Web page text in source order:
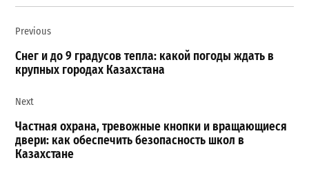
по
записям
Previous
Снег и до 9 градусов тепла: какой погоды ждать в
крупных городах Казахстана
Next
Частная охрана, тревожные кнопки и вращающиеся
двери: как обеспечить безопасность школ в
Казахстане